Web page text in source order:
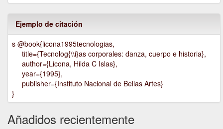
Ejemplo de citación
s @book{licona1995tecnologias,
title={Tecnolog{\\i}as corporales: danza, cuerpo e historia},
author={Licona, Hilda C Islas},
year={1995},
publisher={Instituto Nacional de Bellas Artes}
}
Añadidos recientemente